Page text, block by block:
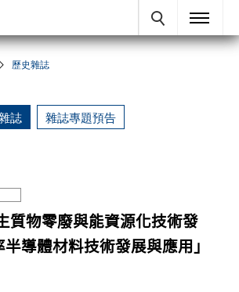
歷史雜誌
誌 雜誌專題預告
質物零廢與能資源化技術發
導體材料技術發展與應用」